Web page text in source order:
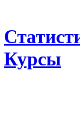
Курсы